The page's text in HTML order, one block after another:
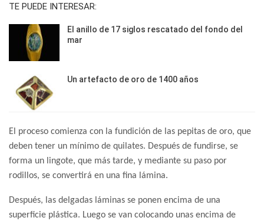
TE PUEDE INTERESAR:
El anillo de 17 siglos rescatado del fondo del
mar
Un artefacto de oro de 1400 años
El proceso comienza con la fundición de las pepitas de oro, que
deben tener un mínimo de quilates. Después de fundirse, se
forma un lingote, que más tarde, y mediante su paso por
rodillos, se convertirá en una fina lámina.
Después, las delgadas láminas se ponen encima de una
superficie plástica. Luego se van colocando unas encima de